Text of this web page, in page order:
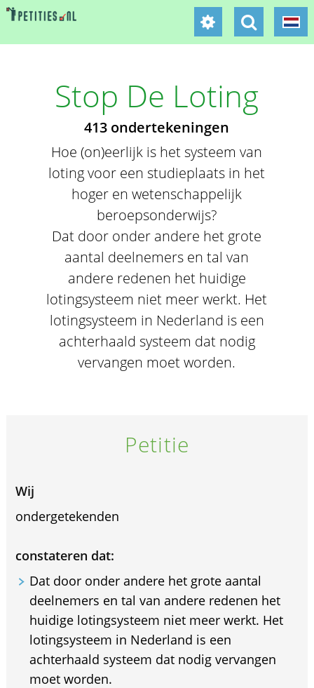
Stop De Loting
413 ondertekeningen
Hoe (on)eerlijk is het systeem van
loting voor een studieplaats in het
hoger en wetenschappelijk
beroepsonderwijs?
Dat door onder andere het grote
aantal deelnemers en tal van
andere redenen het huidige
lotingsysteem niet meer werkt. Het
lotingsysteem in Nederland is een
achterhaald systeem dat nodig
vervangen moet worden.
Petitie
Wij
ondergetekenden
constateren dat:
Dat door onder andere het grote aantal
deelnemers en tal van andere redenen het
huidige lotingsysteem niet meer werkt. Het
lotingsysteem in Nederland is een
achterhaald systeem dat nodig vervangen
moet worden.